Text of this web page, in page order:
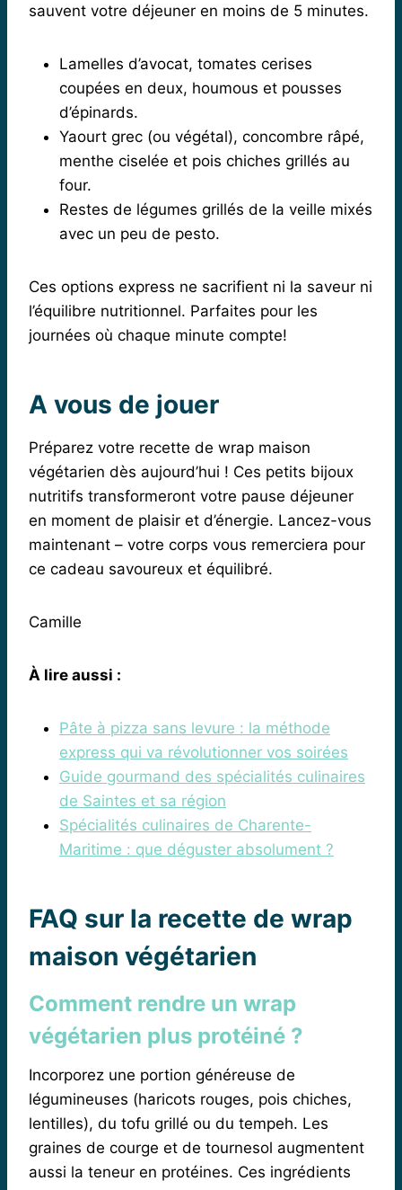
sauvent votre déjeuner en moins de 5 minutes.
Lamelles d’avocat, tomates cerises
coupées en deux, houmous et pousses
d’épinards.
Yaourt grec (ou végétal), concombre râpé,
menthe ciselée et pois chiches grillés au
four.
Restes de légumes grillés de la veille mixés
avec un peu de pesto.
Ces options express ne sacrifient ni la saveur ni
l’équilibre nutritionnel. Parfaites pour les
journées où chaque minute compte!
A vous de jouer
Préparez votre recette de wrap maison
végétarien dès aujourd’hui ! Ces petits bijoux
nutritifs transformeront votre pause déjeuner
en moment de plaisir et d’énergie. Lancez-vous
maintenant – votre corps vous remerciera pour
ce cadeau savoureux et équilibré.
Camille
À lire aussi :
Pâte à pizza sans levure : la méthode
express qui va révolutionner vos soirées
Guide gourmand des spécialités culinaires
de Saintes et sa région
Spécialités culinaires de Charente-
Maritime : que déguster absolument ?
FAQ sur la recette de wrap
maison végétarien
Comment rendre un wrap
végétarien plus protéiné ?
Incorporez une portion généreuse de
légumineuses (haricots rouges, pois chiches,
lentilles), du tofu grillé ou du tempeh. Les
graines de courge et de tournesol augmentent
aussi la teneur en protéines. Ces ingrédients